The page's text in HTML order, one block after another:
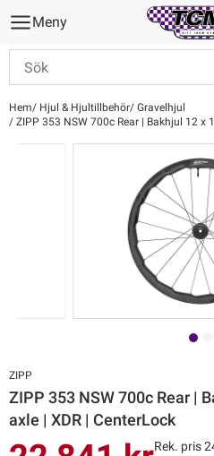
Meny
Hem Hjul & Hjultillbehör Gravelhjul
ZIPP 353 NSW 700c Rear | Bakhjul 12 x
ZIPP
ZIPP 353 NSW 700c Rear |
axle | XDR | CenterLock
Rek. pris